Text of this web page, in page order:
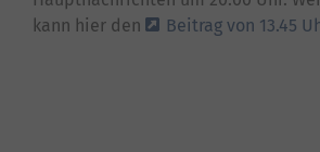
kann hier den
Beitrag von 13.45